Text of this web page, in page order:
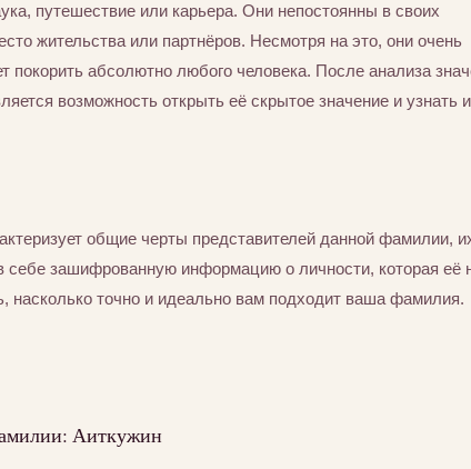
путешествие или карьера. Они непостоянны в своих
жительства или партнёров. Несмотря на это, они очень
покорить абсолютно любого человека. После анализа
возможность открыть её скрытое значение и узнать
общие черты представителей данной фамилии,
зашифрованную информацию о личности, которая её
насколько точно и идеально вам подходит ваша фамилия.
Аиткужин